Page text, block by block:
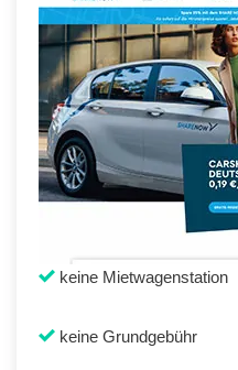
keine Mietwagenstation
keine Grundgebühr